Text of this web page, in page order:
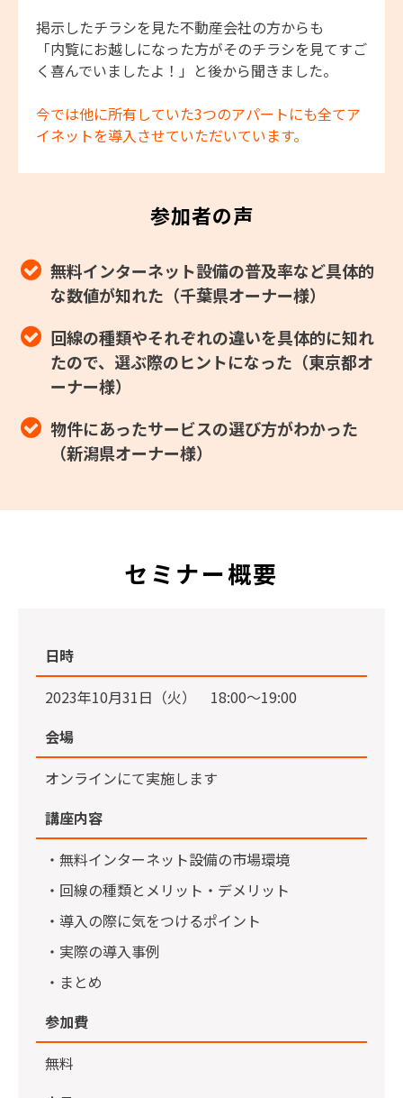
掲示したチラシを見た不動産会社の方からも
「内覧にお越しになった方がそのチラシを見てすご
く喜んでいましたよ！」と後から聞きました。
今では他に所有していた3つのアパートにも全てア
イネットを導入させていただいています。
参加者の声
無料インターネット設備の普及率など具体的
な数値が知れた（千葉県オーナー様）
回線の種類やそれぞれの違いを具体的に知れ
たので、選ぶ際のヒントになった（東京都オ
ーナー様）
物件にあったサービスの選び方がわかった
（新潟県オーナー様）
セミナー概要
日時
2023年10月31日（火） 18:00〜19:00
会場
オンラインにて実施します
講座内容
・無料インターネット設備の市場環境
・回線の種類とメリット・デメリット
・導入の際に気をつけるポイント
・実際の導入事例
・まとめ
参加費
無料